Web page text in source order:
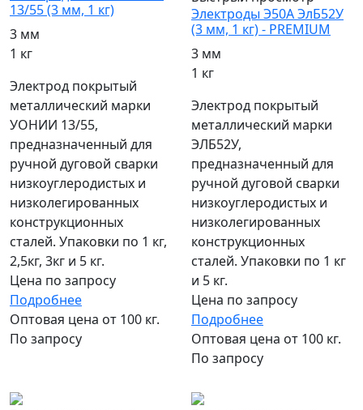
13/55 (3 мм, 1 кг)
3 мм
1 кг
Электрод покрытый
металлический марки
УОНИИ 13/55,
предназначенный для
ручной дуговой сварки
низкоуглеродистых и
низколегированных
конструкционных
сталей. Упаковки по 1 кг,
2,5кг, 3кг и 5 кг.
Цена по запросу
Подробнее
Оптовая цена от 100 кг.
По запросу
Электроды Э50А ЭлБ52У
(3 мм, 1 кг) - PREMIUM
3 мм
1 кг
Электрод покрытый
металлический марки
ЭЛБ52У,
предназначенный для
ручной дуговой сварки
низкоуглеродистых и
низколегированных
конструкционных
сталей. Упаковки по 1 кг
и 5 кг.
Цена по запросу
Подробнее
Оптовая цена от 100 кг.
По запросу